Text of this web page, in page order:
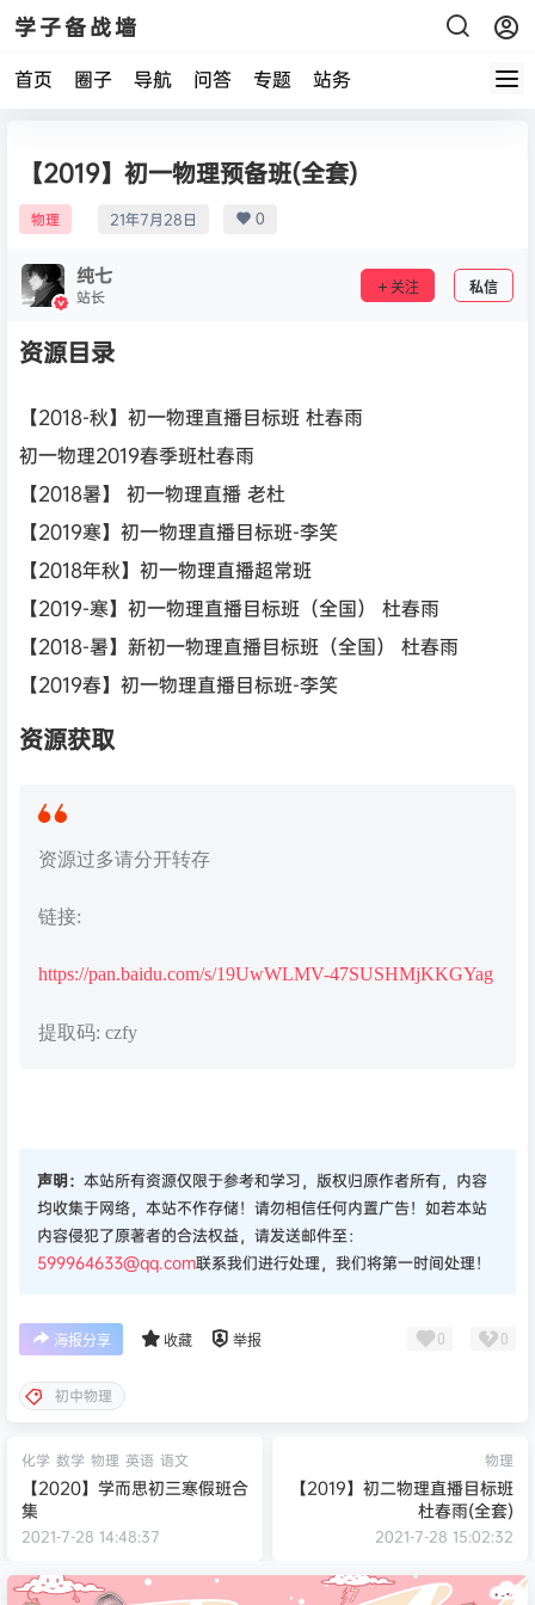
学子备战墙
首页 圈子 导航 问答 专题 站务
【2019】初一物理预备班(全套)
物理 21年7月28日 0
纯七
站长 关注 私信
资源目录
【2018-秋】初一物理直播目标班 杜春雨
初一物理2019春季班杜春雨
【2018暑】 初一物理直播 老杜
【2019寒】初一物理直播目标班-李笑
【2018年秋】初一物理直播超常班
【2019-寒】初一物理直播目标班（全国） 杜春雨
【2018-暑】新初一物理直播目标班（全国） 杜春雨
【2019春】初一物理直播目标班-李笑
资源获取
资源过多请分开转存
链接:
https://pan.baidu.com/s/19UwWLMV-47SUSHMjKKGYag
提取码: czfy
声明： 本站所有资源仅限于参考和学习，版权归原作者所有，内容
均收集于网络，本站不作存储！请勿相信任何内置广告！如若本站
内容侵犯了原著者的合法权益，请发送邮件至：
599964633@qq.com联系我们进行处理，我们将第一时间处理！
海报分享 收藏 举报 0 0
初中物理
化学 数学 物理 英语 语文
【2020】学而思初三寒假班合
集
2021-7-28 14:48:37
物理
【2019】初二物理直播目标班
杜春雨(全套)
2021-7-28 15:02:32